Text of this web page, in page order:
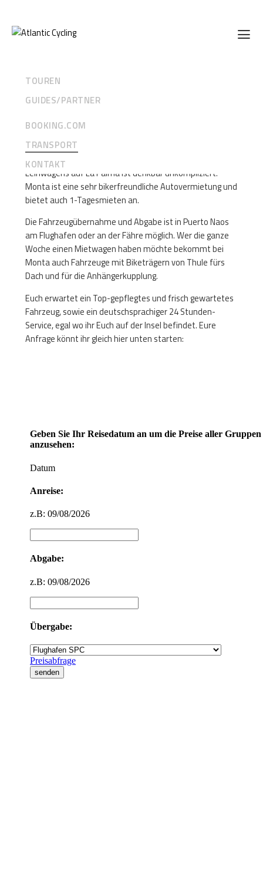
TOUREN
GUIDES/PARTNER
BOOKING.COM
TRANSPORT
KONTAKT
Mietwagen
Wer auf eigene Faust die Insel erkunden will ist am
bequemsten mit einem Mietwagen von
Carunterwegs. Die Anmietung eines passenden
Leihwagens auf La Palma ist denkbar unkompliziert.
Monta ist eine sehr bikerfreundliche Autovermietung und
bietet auch 1-Tagesmieten an.
Die Fahrzeugübernahme und Abgabe ist in Puerto Naos
am Flughafen oder an der Fähre möglich. Wer die ganze
Woche einen Mietwagen haben möchte bekommt bei
Monta auch Fahrzeuge mit Biketrägern von Thule fürs
Dach und für die Anhängerkupplung.
Euch erwartet ein Top-gepflegtes und frisch gewartetes
Fahrzeug, sowie ein deutschsprachiger 24 Stunden-
Service, egal wo ihr Euch auf der Insel befindet. Eure
Anfrage könnt ihr gleich hier unten starten: